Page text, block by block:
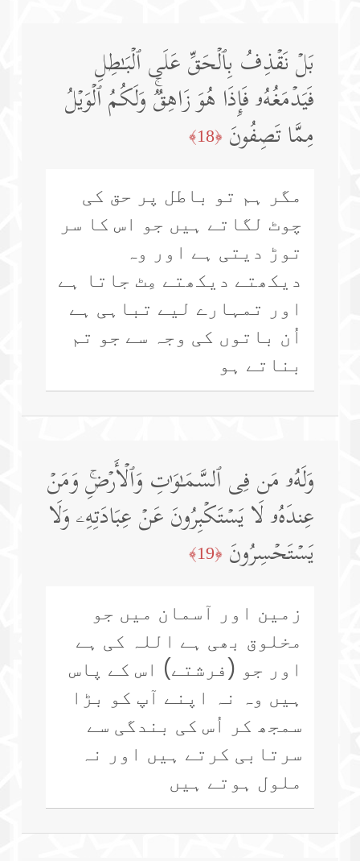
بَلۡ نَقۡذِفُ بِٱلۡحَقِّ عَلَى ٱلۡبَـٰطِلِ
فَیَدۡمَغُهُۥ فَإِذَا هُوَ زَاهِقࣱۚ وَلَكُمُ ٱلۡوَیۡلُ
مِمَّا تَصِفُونَ ﴿18﴾
مگر ہم تو باطل پر حق کی
چوٹ لگاتے ہیں جو اس کا سر
توڑ دیتی ہے اور وہ
دیکھتے دیکھتے مِٹ جاتا ہے
اور تمہارے لیے تباہی ہے
اُن باتوں کی وجہ سے جو تم
بناتے ہو
وَلَهُۥ مَن فِی ٱلسَّمَـٰوَ ٰ⁠تِ وَٱلۡأَرۡضِۚ وَمَنۡ
عِندَهُۥ لَا یَسۡتَكۡبِرُونَ عَنۡ عِبَادَتِهِۦ وَلَا
یَسۡتَحۡسِرُونَ ﴿19﴾
زمین اور آسمان میں جو
مخلوق بھی ہے اللہ کی ہے
اور جو (فرشتے) اس کے پاس
ہیں وہ نہ اپنے آپ کو بڑا
سمجھ کر اُس کی بندگی سے
سرتابی کرتے ہیں اور نہ
ملول ہوتے ہیں